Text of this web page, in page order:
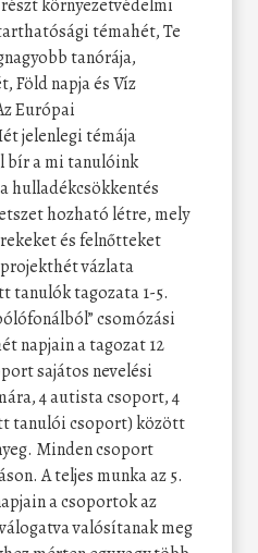
környezetvédelmi
témahét, Te
tanórája,
Föld napja és Víz
Európai
jelenlegi témája
bír a mi tanulóink
hulladékcsökkentés
hozható létre, mely
és felnőtteket
vázlata
tanulók tagozata 1-5.
csomózási
napjain a tagozat 12
sajátos nevelési
4 autista csoport, 4
tanulói csoport) között
Minden csoport
A teljes munka az 5.
a csoportok az
valósítanak meg